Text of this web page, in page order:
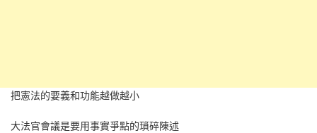
把憲法的要義和功能越做越小
大法官會議是要用事實爭點的瑣碎陳述